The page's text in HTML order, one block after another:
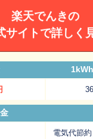
楽天でんきの
サイトで詳しく
電気代節